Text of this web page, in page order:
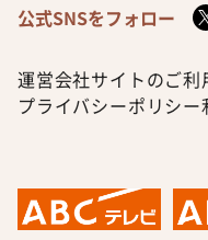
公式SNSをフォロー
運営会社サイトのご利
プライバシーポリシー